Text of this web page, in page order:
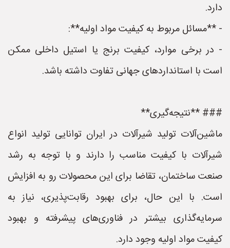
دارد.
- **مسائل مربوط به کیفیت مواد اولیه**:
- در برخی موارد، کیفیت برنج یا استیل داخلی ممکن
است با استانداردهای جهانی تفاوت داشته باشد.
### **نتیجه‌گیری**
ماشین‌آلات تولید شیرآلات در ایران توانایی تولید انواع
شیرآلات با کیفیت مناسب را دارند و با توجه به رشد
صنعت ساختمان، تقاضا برای این محصولات رو به افزایش
است. با این حال، برای بهبود رقابت‌پذیری، نیاز به
سرمایه‌گذاری بیشتر در فناوری‌های پیشرفته و بهبود
کیفیت مواد اولیه وجود دارد.